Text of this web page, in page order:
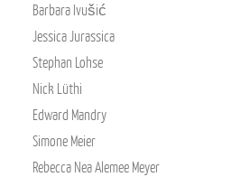
Barbara Ivušić
Jessica Jurassica
Stephan Lohse
Nick Lüthi
Edward Mandry
Simone Meier
Rebecca Nea Alemee Meyer